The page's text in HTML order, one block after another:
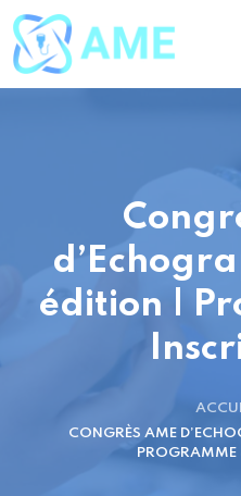
édition |
CONGRÈS AME
PROGRAMME